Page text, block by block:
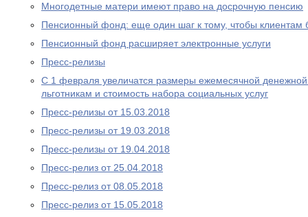
Многодетные матери имеют право на досрочную пенсию
Пенсионный фонд: еще один шаг к тому, чтобы клиентам
Пенсионный фонд расширяет электронные услуги
Пресс-релизы
С 1 февраля увеличатся размеры ежемесячной
льготникам и стоимость набора социальных услуг
Пресс-релизы от 15.03.2018
Пресс-релизы от 19.03.2018
Пресс-релизы от 19.04.2018
Пресс-релиз от 25.04.2018
Пресс-релиз от 08.05.2018
Пресс-релиз от 15.05.2018